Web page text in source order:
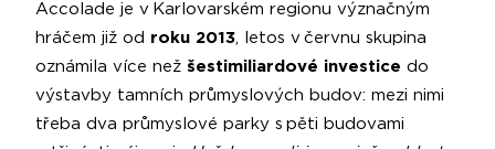
Accolade je v Karlovarském regionu význačným
hráčem již od roku 2013, letos v červnu skupina
oznámila více než šestimiliardové investice do
výstavby tamních průmyslových budov: mezi nimi
třeba dva průmyslové parky s pěti budovami